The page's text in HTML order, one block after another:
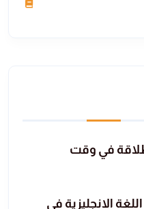
في وقت
الإنجليزية في